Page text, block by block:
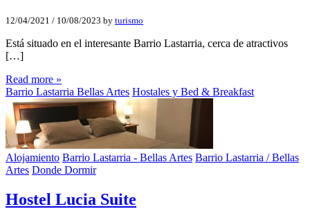
12/04/2021 / 10/08/2023 by turismo
Está situado en el interesante Barrio Lastarria, cerca de atractivos
[…]
Read more »
Barrio Lastarria Bellas Artes Hostales y Bed & Breakfast
Alojamiento Barrio Lastarria - Bellas Artes Barrio Lastarria / Bellas
Artes Donde Dormir
Hostel Lucia Suite